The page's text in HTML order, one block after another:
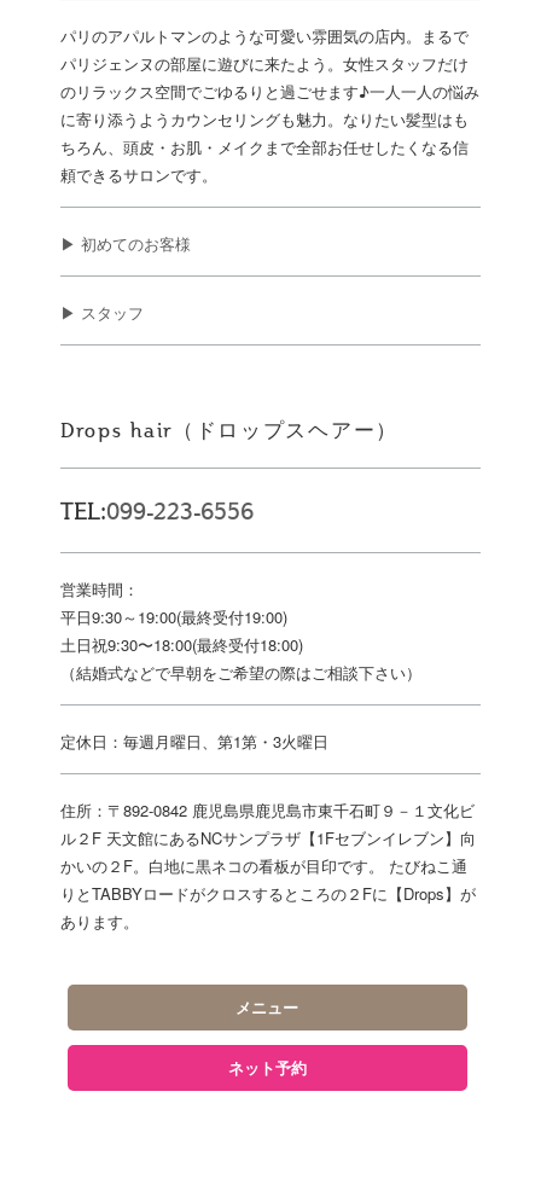
パリのアパルトマンのような可愛い雰囲気の店内。まるで
パリジェンヌの部屋に遊びに来たよう。女性スタッフだけ
のリラックス空間でごゆるりと過ごせます♪一人一人の悩み
に寄り添うようカウンセリングも魅力。なりたい髪型はも
ちろん、頭皮・お肌・メイクまで全部お任せしたくなる信
頼できるサロンです。
▶ 初めてのお客様
▶ スタッフ
Drops hair（ドロップスヘアー）
TEL:099-223-6556
営業時間：
平日9:30～19:00(最終受付19:00)
土日祝9:30〜18:00(最終受付18:00)
（結婚式などで早朝をご希望の際はご相談下さい）
定休日：毎週月曜日、第1第・3火曜日
住所：〒892-0842 鹿児島県鹿児島市東千石町９－１文化ビ
ル２F 天文館にあるNCサンプラザ【1Fセブンイレブン】向
かいの２F。白地に黒ネコの看板が目印です。 たびねこ通
りとTABBYロードがクロスするところの２Fに【Drops】が
あります。
メニュー
ネット予約